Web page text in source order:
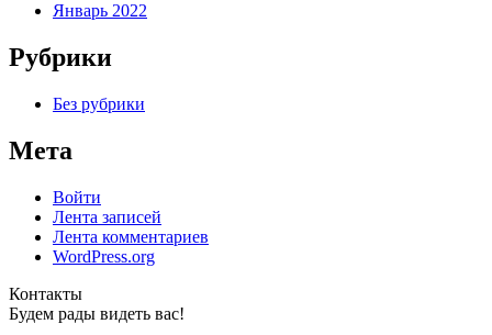
Январь 2022
Рубрики
Без рубрики
Мета
Войти
Лента записей
Лента комментариев
WordPress.org
Контакты
Будем рады видеть вас!